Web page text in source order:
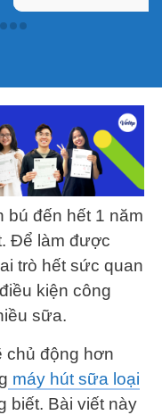
bú đến hết 1 năm
Để làm được
trò hết sức quan
kiện công
sữa.
chủ động hơn
máy hút sữa loại
biết. Bài viết này